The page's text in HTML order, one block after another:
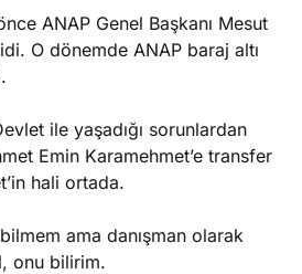
ANAP Genel Başkanı Mesut
idi. O dönemde ANAP baraj altı
ile yaşadığı sorunlardan
Emin Karamehmet’e transfer
hali ortada.
ama danışman olarak
onu bilirim.